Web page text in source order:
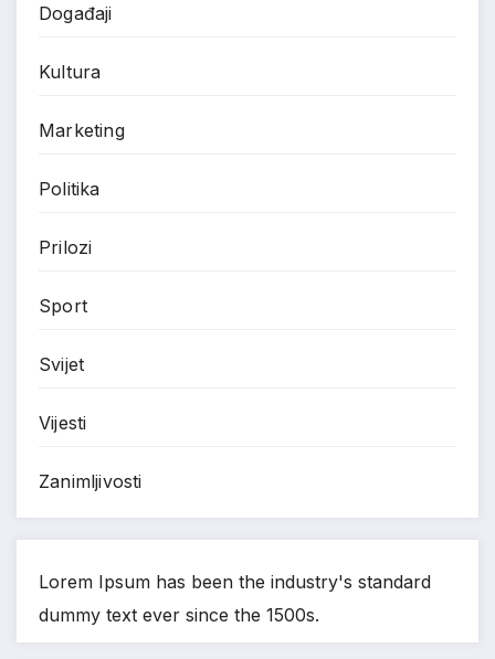
Događaji
Kultura
Marketing
Politika
Prilozi
Sport
Svijet
Vijesti
Zanimljivosti
Lorem Ipsum has been the industry's standard
dummy text ever since the 1500s.